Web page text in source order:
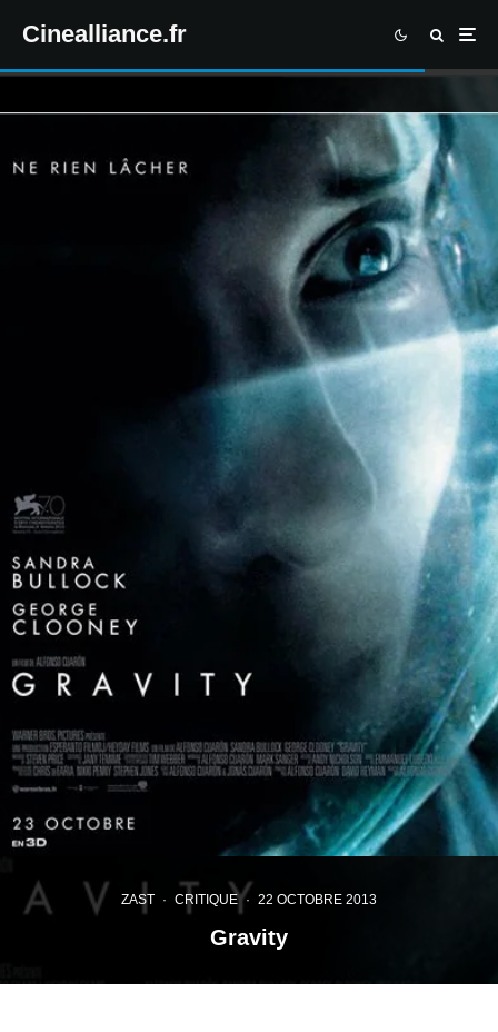
Cinealliance.fr
ZAST · CRITIQUE · 22 OCTOBRE 2013
Gravity